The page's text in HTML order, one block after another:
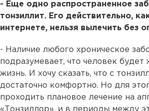
- Еще одно распространенное
тонзиллит. Его действительно,
интернете, нельзя вылечить без
- Наличие любого хроническое
подразумевает, что человек
жизнь. И хочу сказать, что с
достаточно комфортно. Но для
проходить плановое лечение на
«Тонзиллор», и в периоды между